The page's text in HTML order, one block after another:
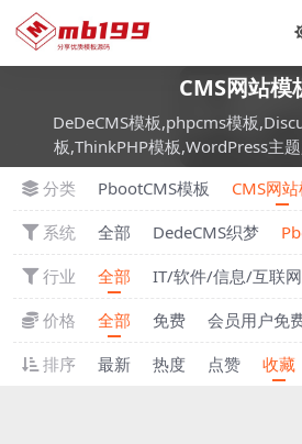
CMS网站模
DeDeCMS模板,phpcms模板
板,ThinkPHP模板,WordPress主
分类
PbootCMS模板 CMS网
系统
全部 DedeCMS织梦
行业
全部 IT/软件/信息/互联网
价格
全部 免费 会员用户免
排序
最新 热度 点赞 收藏